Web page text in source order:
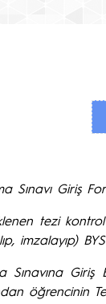
Sınavı Giriş
tezi
imzalayıp)
Sınavına
öğrencinin